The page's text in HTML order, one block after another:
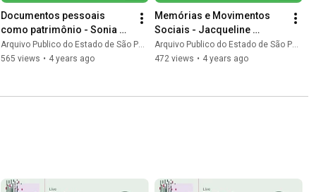
Documentos pessoais
como patrimônio - Sonia
Troitiño
#ArquivoNossoDeCadaDia
Arquivo Publico do Estado de São Paulo
565 views • 4 years ago
Memórias e Movimentos
Sociais - Jacqueline
Jaceguai
#ArquivoNossoDeCadaDia
Arquivo Publico do Estado de São Paulo
472 views • 4 years ago